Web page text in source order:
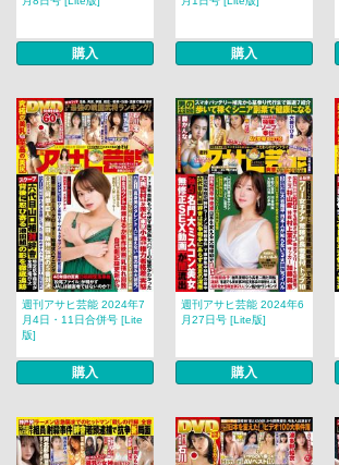
購入 購入
週刊アサヒ芸能 2024年7
月4日・11日合併号 [Lite
版]
購入
週刊アサヒ芸能 2024年6
月27日号 [Lite版]
購入